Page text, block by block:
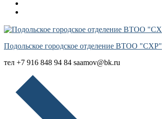
Подольское городское отделение ВТОО "СХР"
тел +7 916 848 94 84 saamov@bk.ru